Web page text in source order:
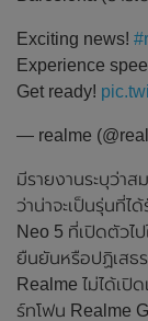
Exciting news!
Experience
Get ready!
— realme
มีรายงานระบุว่าส
ว่าน่าจะเป็นรุ่นที่ไ
Neo 5 ที่เปิดตัวไ
ยืนยันหรือปฏิเสธ
Realme ไม่ได้เปิ
ร์ทโฟน Realme